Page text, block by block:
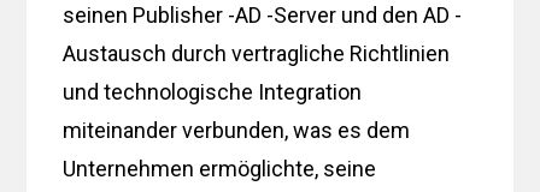
seinen Publisher -AD -Server und den AD -
Austausch durch vertragliche Richtlinien
und technologische Integration
miteinander verbunden, was es dem
Unternehmen ermöglichte, seine